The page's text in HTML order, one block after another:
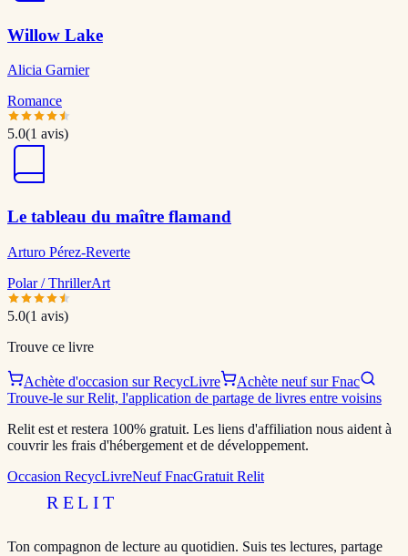
Willow Lake
Alicia Garnier
Romance
5.0(1 avis)
Le tableau du maître flamand
Arturo Pérez-Reverte
Polar / ThrillerArt
5.0(1 avis)
Trouve ce livre
Achète d'occasion sur RecycLivre
Achète neuf sur Fnac
Trouve-le sur Relit, l'application de partage de livres entre voisins
Relit est et restera 100% gratuit. Les liens d'affiliation nous aident à
couvrir les frais d'hébergement et de développement.
Occasion RecycLivreNeuf FnacGratuit Relit
RELIT
Ton compagnon de lecture au quotidien. Suis tes lectures, partage